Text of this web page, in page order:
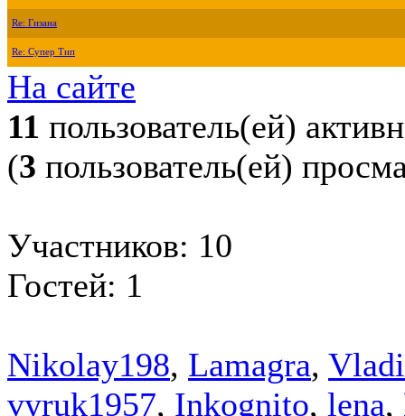
Re: Гизана
Re: Супер Тип
На сайте
11 пользователь(ей)
(3 пользователь(ей)
Участников: 10
Гостей: 1
Nikolay198, Lamagra,
vyruk1957, Inkognito, lena,